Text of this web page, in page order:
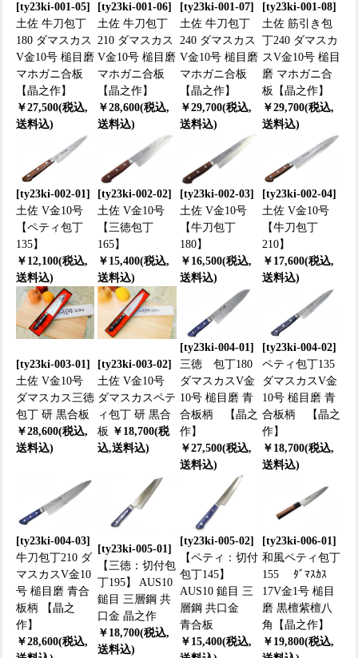
[ty23ki-001-05]
土佐 牛刀包丁
180 ダマスカス
V金10号 槌目磨
マホガニ合板
【晶之作】
￥27,500(税込,
送料込)
[ty23ki-001-06]
土佐 牛刀包丁
210 ダマスカス
V金10号 槌目磨
マホガニ合板
【晶之作】
￥28,600(税込,
送料込)
[ty23ki-001-07]
土佐 牛刀包丁
240 ダマスカス
V金10号 槌目磨
マホガニ合板
【晶之作】
￥29,700(税込,
送料込)
[ty23ki-001-08]
土佐 筋引き包
丁240 ダマスカ
スV金10号 槌目
磨 マホガニ合
板【晶之作】
￥29,700(税込,
送料込)
[ty23ki-002-01]
土佐 V金10号
【ペティ包丁
135】
￥12,100(税込,
送料込)
[ty23ki-002-02]
土佐 V金10号
【三徳包丁
165】
￥15,400(税込,
送料込)
[ty23ki-002-03]
土佐 V金10号
【牛刀包丁
180】
￥16,500(税込,
送料込)
[ty23ki-002-04]
土佐 V金10号
【牛刀包丁
210】
￥17,600(税込,
送料込)
[ty23ki-003-01]
土佐 V金10号
ダマスカス三徳
包丁 研 黒合板
￥28,600(税込,
送料込)
[ty23ki-003-02]
土佐 V金10号
ダマスカスペテ
ィ包丁 研 黒合
板 ￥18,700(税
込,送料込)
[ty23ki-004-01]
三徳 包丁180
ダマスカスV金
10号 槌目磨 青
合板柄 【晶之
作】
￥27,500(税込,
送料込)
[ty23ki-004-02]
ペティ包丁135
ダマスカスV金
10号 槌目磨 青
合板柄 【晶之
作】
￥18,700(税込,
送料込)
[ty23ki-004-03]
牛刀包丁210 ダ
マスカスV金10
号 槌目磨 青合
板柄 【晶之
作】
￥28,600(税込,
[ty23ki-005-01]
【三徳：切付包
丁195】 AUS10
鎚目 三層鋼 共
口金 晶之作
￥18,700(税込,
送料込)
[ty23ki-005-02]
【ペティ：切付
包丁145】
AUS10 鎚目 三
層鋼 共口金
青合板
￥15,400(税込,
[ty23ki-006-01]
和風ペティ包丁
155 ﾀﾞﾏｽｶｽ
17V金1号 槌目
磨 黒檀紫檀八
角【晶之作】
￥19,800(税込,